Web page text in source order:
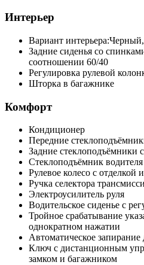
Интерьер
Вариант
Задние сиденья со
соотношении 60/40
Регулировка рулевой
Шторка в багажнике
Комфорт
Кондиционер
Передние
Задние стеклоподъёмники
Стеклоподъёмник
Рулевое колесо с отделкой
Ручка селектора
Электроусилитель руля
Водительское сиденье с
Тройное срабатывание
однократном нажатии
Автоматическое
Ключ с дистанционным
замком и багажником